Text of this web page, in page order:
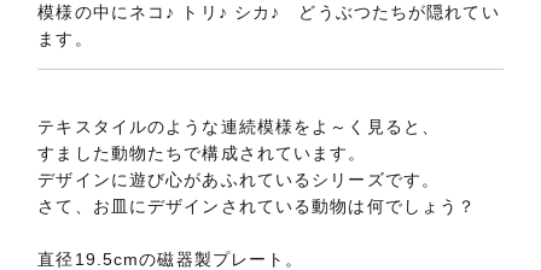
模様の中にネコ♪ トリ♪ シカ♪ どうぶつたちが隠れてい
ます。
テキスタイルのような連続模様をよ～く見ると、
すました動物たちで構成されています。
デザインに遊び心があふれているシリーズです。
さて、お皿にデザインされている動物は何でしょう？
直径19.5cmの磁器製プレート。